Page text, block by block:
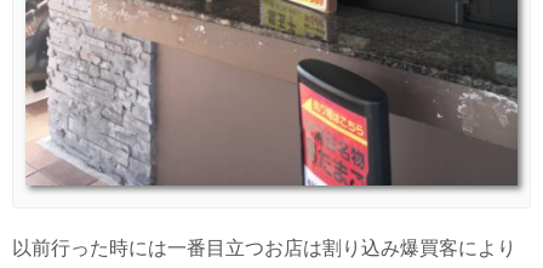
以前行った時には一番目立つお店は割り込み爆買客により